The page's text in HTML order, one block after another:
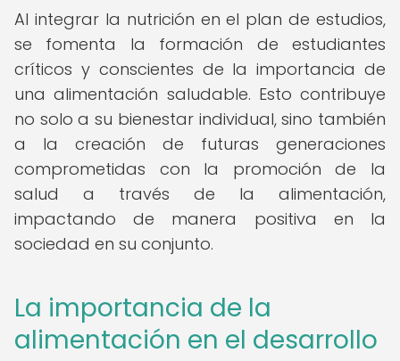
Al integrar la nutrición en el plan de estudios,
se fomenta la formación de estudiantes
críticos y conscientes de la importancia de
una alimentación saludable. Esto contribuye
no solo a su bienestar individual, sino también
a la creación de futuras generaciones
comprometidas con la promoción de la
salud a través de la alimentación,
impactando de manera positiva en la
sociedad en su conjunto.
La importancia de la
alimentación en el desarrollo